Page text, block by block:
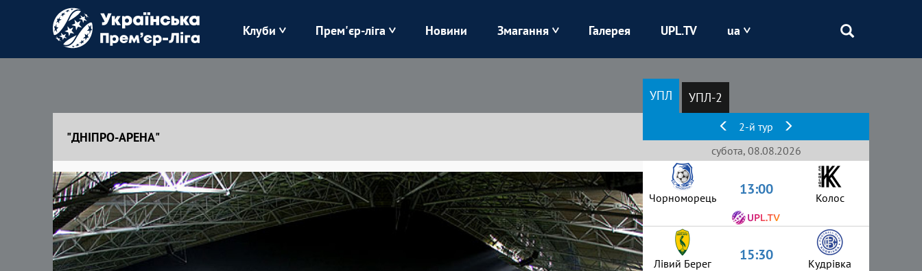
Клуби
Зоря Карпати Колос Кривбас
Оболонь
Полісся Харків Чорноморець
Прем'єр-ліга Новини Змагання Галерея UPL.TV ua
"ДНІПРО-АРЕНА"
УПЛ УПЛ-2
2-й тур
субота, 08.08.2026
Чорноморець 13:00 Колос
Лівий Берег 15:30 Кудрівка